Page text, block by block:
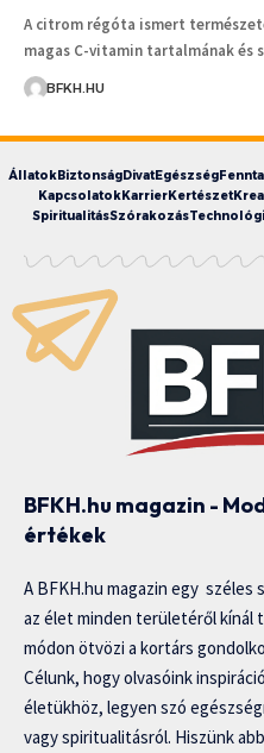
A citrom régóta ismert
magas C-vitamin tartalmának és
BFKH.HU
ÁllatokBiztonságDivatEgészség
KapcsolatokKarrierKertészet
SpiritualitásSzórakozás
BFKH.hu magazin -
értékek
A BFKH.hu magazin egy
az élet minden területéről kínál
módon ötvözi a kortárs
Célunk, hogy olvasóink
életükhöz, legyen szó
vagy spiritualitásról. Hiszünk